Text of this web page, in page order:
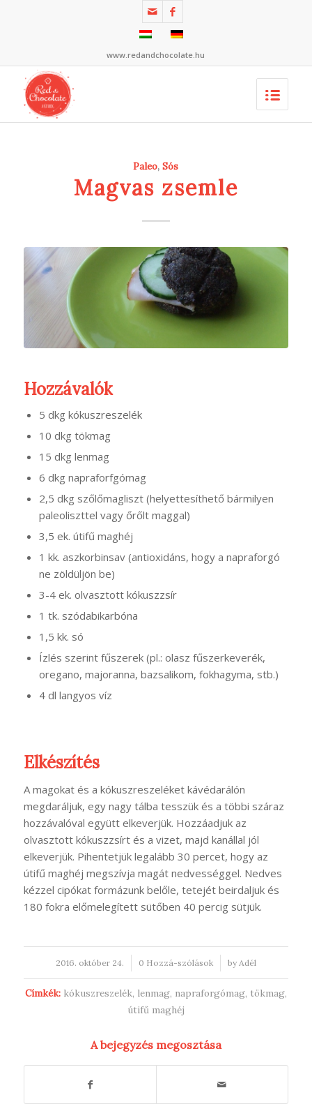
www.redandchocolate.hu
Paleo,Sós
Magvas zsemle
Hozzávalók
5 dkg kókuszreszelék
10 dkg tökmag
15 dkg lenmag
6 dkg napraforfgómag
2,5 dkg szőlőmagliszt (helyettesíthető bármilyen
paleoliszttel vagy őrőlt maggal)
3,5 ek. útifű maghéj
1 kk. aszkorbinsav (antioxidáns, hogy a napraforgó
ne zöldüljön be)
3-4 ek. olvasztott kókuszzsír
1 tk. szódabikarbóna
1,5 kk. só
Ízlés szerint fűszerek (pl.: olasz fűszerkeverék,
oregano, majoranna, bazsalikom, fokhagyma, stb.)
4 dl langyos víz
Elkészítés
A magokat és a kókuszreszeléket kávédarálón
megdaráljuk, egy nagy tálba tesszük és a többi száraz
hozzávalóval együtt elkeverjük. Hozzáadjuk az
olvasztott kókuszzsírt és a vizet, majd kanállal jól
elkeverjük. Pihentetjük legalább 30 percet, hogy az
útifű maghéj megszívja magát nedvességgel. Nedves
kézzel cipókat formázunk belőle, tetejét beirdaljuk és
180 fokra előmelegített sütőben 40 percig sütjük.
2016. október 24.
/ 0 Hozzá-szólások
/ by Adél
Címkék: kókuszreszelék, lenmag, napraforgómag, tökmag,
útifű maghéj
A bejegyzés megosztása